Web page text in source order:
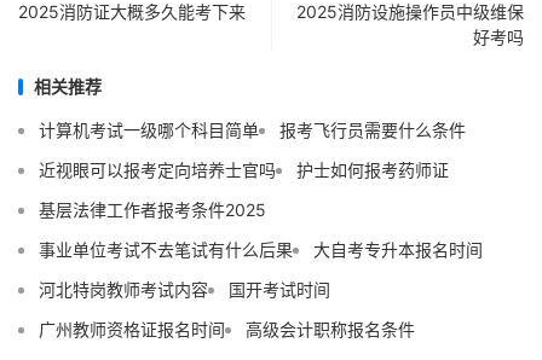
2025消防证大概多久能考下来
2025消防设施操作员中级维保
好考吗
相关推荐
计算机考试一级哪个科目简单
报考飞行员需要什么条件
近视眼可以报考定向培养士官吗
护士如何报考药师证
基层法律工作者报考条件2025
事业单位考试不去笔试有什么后果
大自考专升本报名时间
河北特岗教师考试内容
国开考试时间
广州教师资格证报名时间
高级会计职称报名条件